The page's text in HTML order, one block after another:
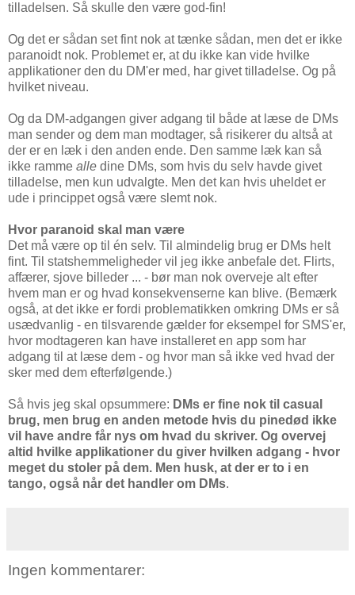
tilladelsen. Så skulle den være god-fin!
Og det er sådan set fint nok at tænke sådan, men det er ikke
paranoidt nok. Problemet er, at du ikke kan vide hvilke
applikationer den du DM'er med, har givet tilladelse. Og på
hvilket niveau.
Og da DM-adgangen giver adgang til både at læse de DMs
man sender og dem man modtager, så risikerer du altså at
der er en læk i den anden ende. Den samme læk kan så
ikke ramme alle dine DMs, som hvis du selv havde givet
tilladelse, men kun udvalgte. Men det kan hvis uheldet er
ude i princippet også være slemt nok.
Hvor paranoid skal man være
Det må være op til én selv. Til almindelig brug er DMs helt
fint. Til statshemmeligheder vil jeg ikke anbefale det. Flirts,
affærer, sjove billeder ... - bør man nok overveje alt efter
hvem man er og hvad konsekvenserne kan blive. (Bemærk
også, at det ikke er fordi problematikken omkring DMs er så
usædvanlig - en tilsvarende gælder for eksempel for SMS'er,
hvor modtageren kan have installeret en app som har
adgang til at læse dem - og hvor man så ikke ved hvad der
sker med dem efterfølgende.)
Så hvis jeg skal opsummere: DMs er fine nok til casual
brug, men brug en anden metode hvis du pinedød ikke
vil have andre får nys om hvad du skriver. Og overvej
altid hvilke applikationer du giver hvilken adgang - hvor
meget du stoler på dem. Men husk, at der er to i en
tango, også når det handler om DMs.
Ingen kommentarer: